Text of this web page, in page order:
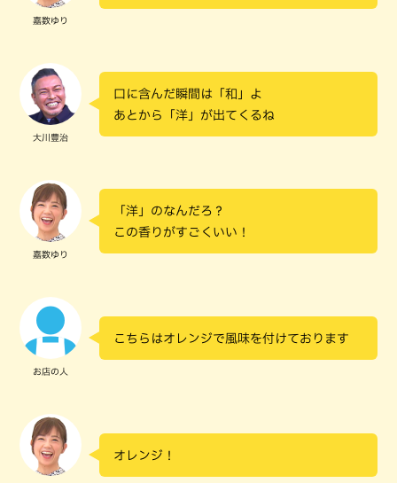
嘉数ゆり
大川豊治
口に含んだ瞬間は「和」よ
あとから「洋」が出てくるね
嘉数ゆり
「洋」のなんだろ？
この香りがすごくいい！
お店の人
こちらはオレンジで風味を付けております
オレンジ！